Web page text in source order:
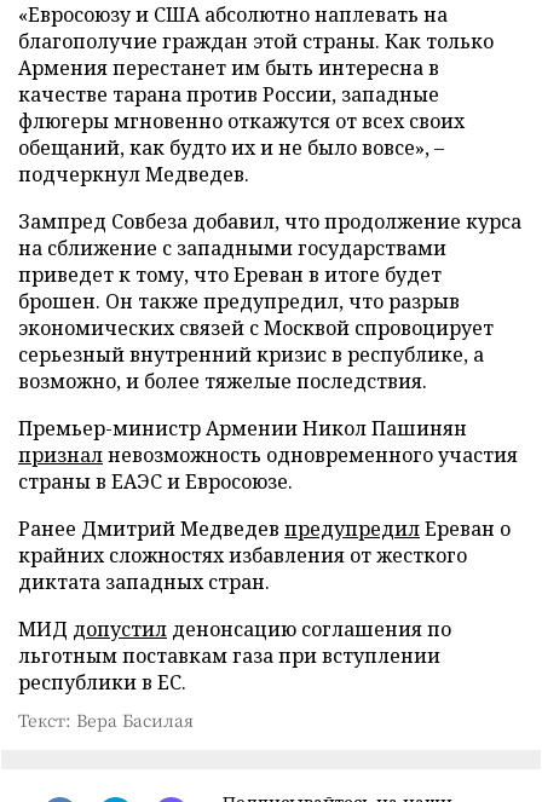
«Евросоюзу и США абсолютно наплевать на
благополучие граждан этой страны. Как только
Армения перестанет им быть интересна в
качестве тарана против России, западные
флюгеры мгновенно откажутся от всех своих
обещаний, как будто их и не было вовсе», –
подчеркнул Медведев.
Зампред Совбеза добавил, что продолжение курса
на сближение с западными государствами
приведет к тому, что Ереван в итоге будет
брошен. Он также предупредил, что разрыв
экономических связей с Москвой спровоцирует
серьезный внутренний кризис в республике, а
возможно, и более тяжелые последствия.
Премьер-министр Армении Никол Пашинян
призналневозможность одновременного участия
страны в ЕАЭС и Евросоюзе.
Ранее Дмитрий Медведев предупредилЕреван о
крайних сложностях избавления от жесткого
диктата западных стран.
МИД допустил денонсацию соглашения по
льготным поставкам газа при вступлении
республики в ЕС.
Текст: Вера Басилая